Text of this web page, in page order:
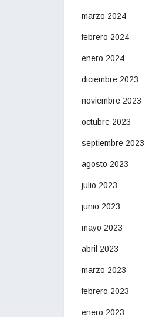
marzo 2024
febrero 2024
enero 2024
diciembre 2023
noviembre 2023
octubre 2023
septiembre 2023
agosto 2023
julio 2023
junio 2023
mayo 2023
abril 2023
marzo 2023
febrero 2023
enero 2023